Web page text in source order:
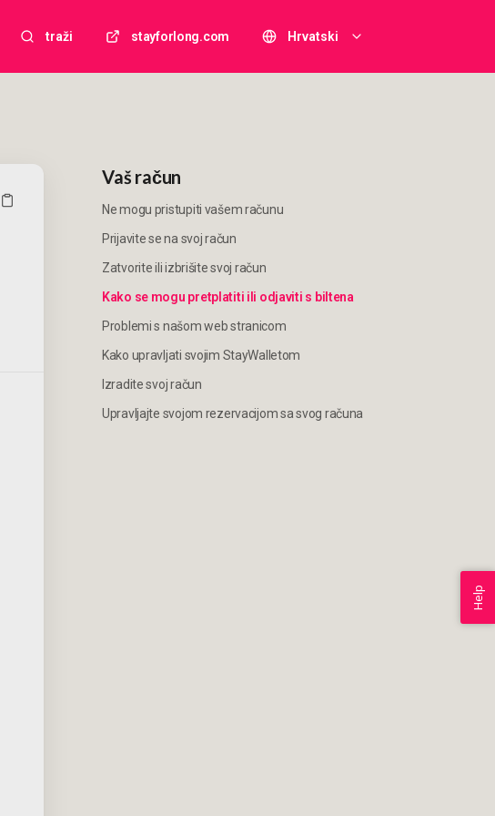
traži stayforlong.com Hrvatski
Vaš račun
Ne mogu pristupiti vašem računu
Prijavite se na svoj račun
Zatvorite ili izbrišite svoj račun
Kako se mogu pretplatiti ili odjaviti s biltena
Problemi s našom web stranicom
Kako upravljati svojim StayWalletom
Izradite svoj račun
Upravljajte svojom rezervacijom sa svog računa
Help